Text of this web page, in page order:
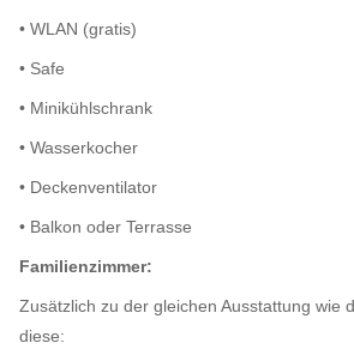
• WLAN (gratis)
• Safe
• Minikühlschrank
• Wasserkocher
• Deckenventilator
• Balkon oder Terrasse
Familienzimmer:
Zusätzlich zu der gleichen Ausstattung wie
diese: